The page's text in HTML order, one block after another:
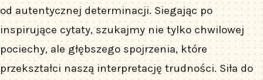
od autentycznej determinacji. Siegając po
inspirujące cytaty, szukajmy nie tylko chwilowej
pociechy, ale głębszego spojrzenia, które
przekształci naszą interpretację trudności. Siła do